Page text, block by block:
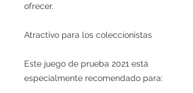
ofrecer.
Atractivo para los coleccionistas
Este juego de prueba 2021 está
especialmente recomendado para: